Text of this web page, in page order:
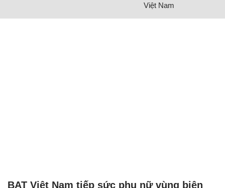
Việt Nam
BAT Việt Nam tiếp sức phụ nữ vùng biên